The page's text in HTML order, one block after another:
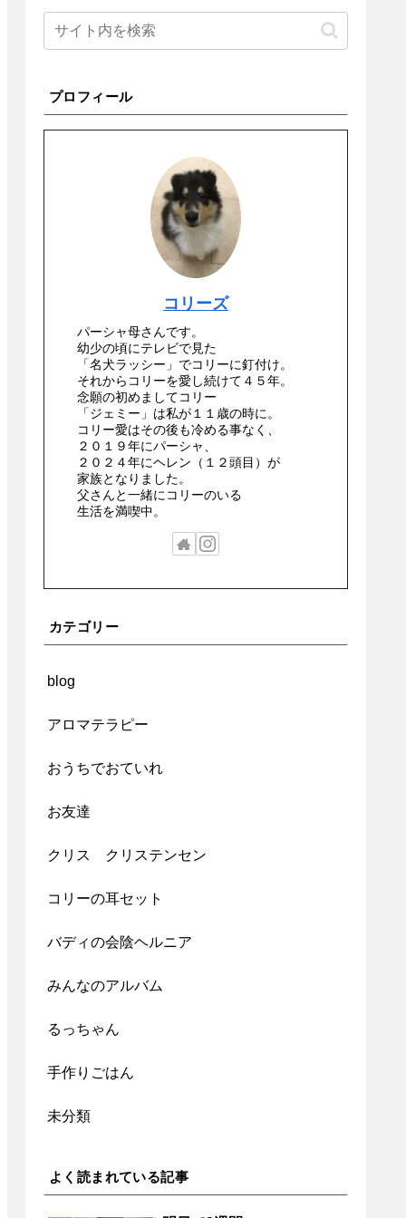
プロフィール
コリーズ
パーシャ母さんです。
幼少の頃にテレビで見た
「名犬ラッシー」でコリーに釘付け。
それからコリーを愛し続けて４５年。
念願の初めましてコリー
「ジェミー」は私が１１歳の時に。
コリー愛はその後も冷める事なく、
２０１９年にパーシャ、
２０２４年にヘレン（１２頭目）が
家族となりました。
父さんと一緒にコリーのいる
生活を満喫中。
カテゴリー
blog
アロマテラピー
おうちでおていれ
お友達
クリス クリステンセン
コリーの耳セット
バディの会陰ヘルニア
みんなのアルバム
るっちゃん
手作りごはん
未分類
よく読まれている記事